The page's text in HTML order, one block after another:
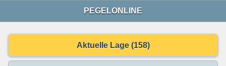
PEGELONLINE
Aktuelle Lage (158)